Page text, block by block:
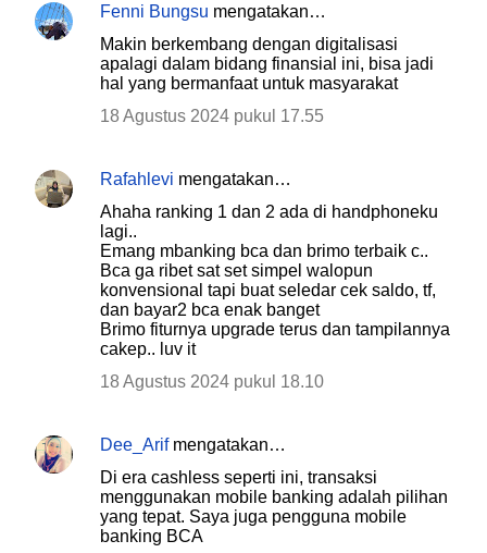
Fenni Bungsu mengatakan…
Makin berkembang dengan digitalisasi
apalagi dalam bidang finansial ini, bisa jadi
hal yang bermanfaat untuk masyarakat
18 Agustus 2024 pukul 17.55
Rafahlevi mengatakan…
Ahaha ranking 1 dan 2 ada di handphoneku
lagi..
Emang mbanking bca dan brimo terbaik c..
Bca ga ribet sat set simpel walopun
konvensional tapi buat seledar cek saldo, tf,
dan bayar2 bca enak banget
Brimo fiturnya upgrade terus dan tampilannya
cakep.. luv it
18 Agustus 2024 pukul 18.10
Dee_Arifmengatakan…
Di era cashless seperti ini, transaksi
menggunakan mobile banking adalah pilihan
yang tepat. Saya juga pengguna mobile
banking BCA